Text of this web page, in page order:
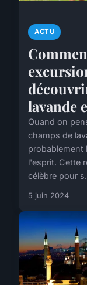
ACTU
lavande
Quand on
champs de
probablement
l'esprit. Cette
célèbre pour
5 juin 2024